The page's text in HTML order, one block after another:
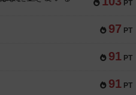
PT
97 PT
91 PT
91 PT